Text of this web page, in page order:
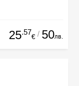
25.57
€ / 50лв.